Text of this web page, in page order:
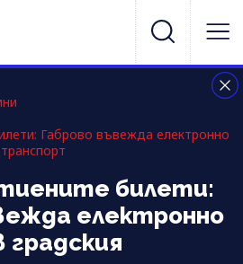
Габрово въвежда електронно
билети:
електронно
градския